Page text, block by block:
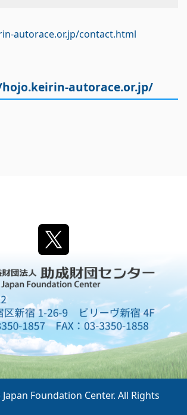
autorace.or.jp/contact.html
autorace.or.jp/
Foundation Center. All Rights